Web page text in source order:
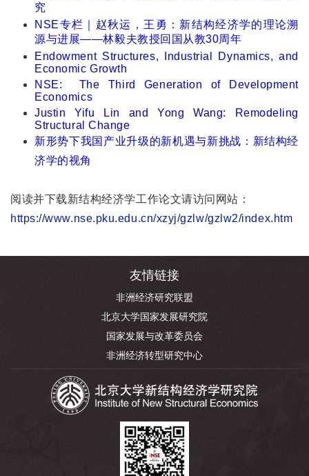
究
NSE专栏｜赵秋运，王勇：新结构经济学的理论溯
源与进展——林毅夫教授回国从教30周年
Endowment Structures, Industrial Dynamics, and
Economic Growth
NSE: The Third Generation of Development
Economics
Justin Yifu Lin and Yong Wang: Remodeling
Structural Change
新形势下我国产业升级的新机遇与新挑战：新结构经
济学的视角
阅读并下载新结构经济学工作论文请访问网站：
https://www.nse.pku.edu.cn/xzyj/gzlw/gzlw2/index.htm
友情链接
非洲经济研究联盟
北京大学国家发展研究院
国家发展与改革委员会
非洲经济转型研究中心